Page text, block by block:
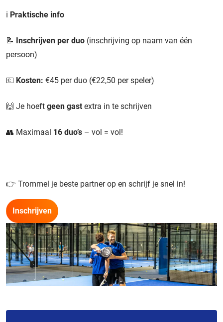
ℹ️ Praktische info
📝 Inschrijven per duo (inschrijving op naam van één
persoon)
💶 Kosten: €45 per duo (€22,50 per speler)
🙌 Je hoeft geen gast extra in te schrijven
👥 Maximaal 16 duo’s – vol = vol!
👉 Trommel je beste partner op en schrijf je snel in!
Inschrijven